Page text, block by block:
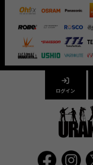
ログイン